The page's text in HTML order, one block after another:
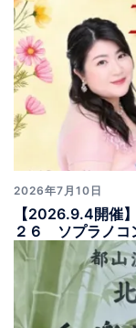
2026年7月10日
【2026.9.4開催
２６ ソプラノコ